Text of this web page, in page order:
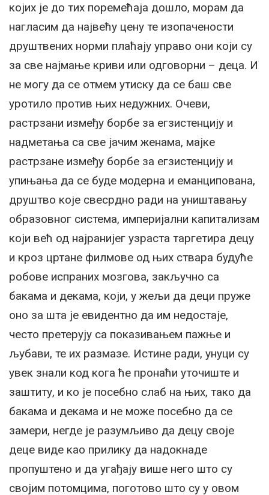
којих је до тих поремећаја дошло, морам да
нагласим да највећу цену те изопачености
друштвених норми плаћају управо они који су
за све најмање криви или одговорни – деца. И
не могу да се отмем утиску да се баш све
уротило против њих недужних. Очеви,
растрзани између борбе за егзистенцију и
надметања са све јачим женама, мајке
растрзане између борбе за егзистенцију и
упињања да се буде модерна и еманципована,
друштво које свесрдно ради на уништавању
образовног система, империјални капитализам
који већ од најранијег узраста таргетира децу
и кроз цртане филмове од њих ствара будуће
робове испраних мозгова, закључно са
бакама и декама, који, у жељи да деци пруже
оно за шта је евидентно да им недостаје,
често претерују са показивањем пажње и
љубави, те их размазе. Истине ради, унуци су
увек знали код кога ће пронаћи уточиште и
заштиту, и ко је посебно слаб на њих, тако да
бакама и декама и не може посебно да се
замери, негде је разумљиво да децу своје
деце виде као прилику да надокнаде
пропуштено и да угађају више него што су
својим потомцима, поготово што су у овом